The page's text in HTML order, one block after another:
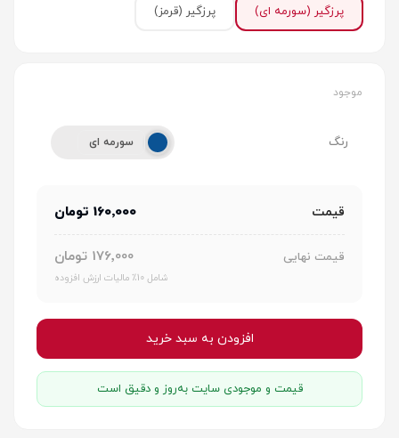
پرزگیر (سورمه ای) پرزگیر (قرمز)
موجود
رنگ سورمه ای
قیمت 160٬000 تومان
قیمت نهایی 176٬000 تومان
شامل 10٪ مالیات ارزش افزوده
افزودن به سبد خرید
قیمت و موجودی سایت به‌روز و دقیق است